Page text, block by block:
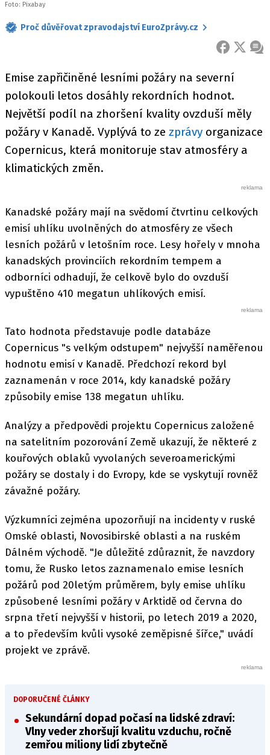
Foto: Pixabay
Proč důvěřovat zpravodajství EuroZprávy.cz
FACEBOOK
X
Emise zapřičiněné lesními požáry na severní
polokouli letos dosáhly rekordních hodnot.
Největší podíl na zhoršení kvality ovzduší měly
požáry v Kanadě. Vyplývá to ze zprávy organizace
Copernicus, která monitoruje stav atmosféry a
klimatických změn.
Kanadské požáry mají na svědomí čtvrtinu celkových
emisí uhlíku uvolněných do atmosféry ze všech
lesních požárů v letošním roce. Lesy hořely v mnoha
kanadských provinciích rekordním tempem a
odborníci odhadují, že celkově bylo do ovzduší
vypuštěno 410 megatun uhlíkových emisí.
Tato hodnota představuje podle databáze
Copernicus "s velkým odstupem" nejvyšší naměřenou
hodnotu emisí v Kanadě. Předchozí rekord byl
zaznamenán v roce 2014, kdy kanadské požáry
způsobily emise 138 megatun uhlíku.
Analýzy a předpovědi projektu Copernicus založené
na satelitním pozorování Země ukazují, že některé z
kouřových oblaků vyvolaných severoamerickými
požáry se dostaly i do Evropy, kde se vyskytují rovněž
závažné požáry.
Výzkumníci zejména upozorňují na incidenty v ruské
Omské oblasti, Novosibirské oblasti a na ruském
Dálném východě. "Je důležité zdůraznit, že navzdory
tomu, že Rusko letos zaznamenalo emise lesních
požárů pod 20letým průměrem, byly emise uhlíku
způsobené lesními požáry v Arktidě od června do
srpna třetí nejvyšší v historii, po letech 2019 a 2020,
a to především kvůli vysoké zeměpisné šířce," uvádí
projekt ve zprávě.
DOPORUČENÉ ČLÁNKY
Sekundární dopad počasí na lidské zdraví:
Vlny veder zhoršují kvalitu vzduchu, ročně
zemřou miliony lidí zbytečně